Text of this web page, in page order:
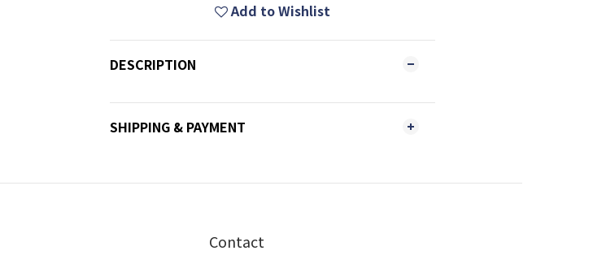
Add to Wishlist
DESCRIPTION
SHIPPING & PAYMENT
Contact